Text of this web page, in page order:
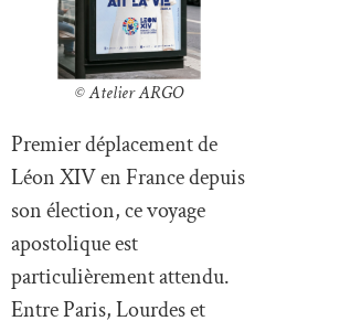
© Atelier ARGO
Premier déplacement de
Léon XIV en France depuis
son élection, ce voyage
apostolique est
particulièrement attendu.
Entre Paris, Lourdes et